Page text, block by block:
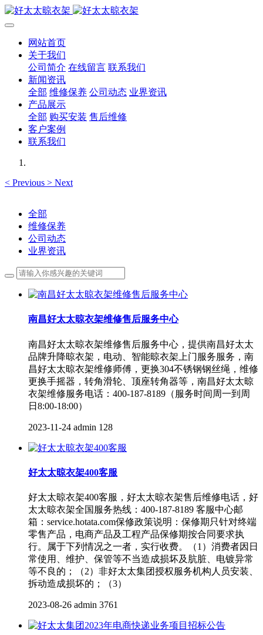
网站首页
关于我们
公司简介 在线留言 联系我们
新闻资讯
全部 维修保养 公司动态 业界资讯
产品展示
全部 购买安装 售后维修
客户案例
联系我们
< Previous > Next
全部
维修保养
公司动态
业界资讯
南昌好太太晾衣架维修售后服务中心
南昌好太太晾衣架维修售后服务中心，提供南昌好太太
品牌升降晾衣架，电动、智能晾衣架上门服务服务，南
昌好太太晾衣架维修师傅，更换304不锈钢钢丝绳，维修
更换手摇器，转角滑轮、顶座转角器等，南昌好太太晾
衣架维修服务电话：400-187-8189（服务时间周一到周
日8:00-18:00）
2023-11-24 admin 128
好太太晾衣架400客服
好太太晾衣架400客服，好太太晾衣架售后维修电话，好
太太晾衣架全国服务热线：400-187-8189 客服中心邮
箱：service.hotata.com保修政策说明：保修期只针对终端
零售产品，电商产品及工程产品保修期按合同要求执
行。属于下列情况之一者，实行收费。（1）消费者因日
常使用、维护、保管等不当造成损坏及肮脏、电镀异常
等不良的；（2）非好太太集团授权服务机构人员安装、
拆动造成损坏的；（3）
2023-08-26 admin 3761